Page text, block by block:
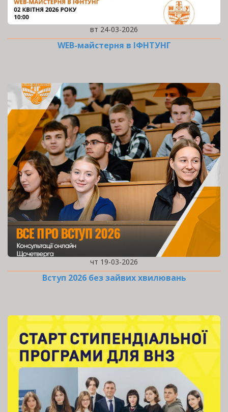
вт 24-03-2026
WEB-майстерня в ІФНТУНГ
чт 19-03-2026
Вступ 2026 без зайвих хвилювань